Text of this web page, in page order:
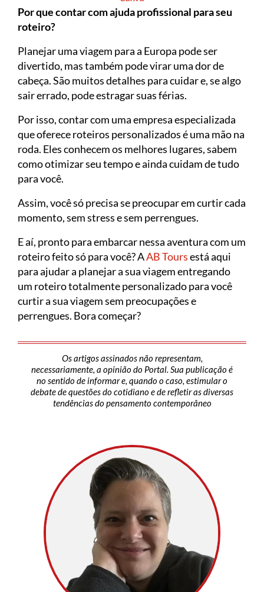
Por que contar com ajuda profissional para seu
roteiro?
Planejar uma viagem para a Europa pode ser
divertido, mas também pode virar uma dor de
cabeça. São muitos detalhes para cuidar e, se algo
sair errado, pode estragar suas férias.
Por isso, contar com uma empresa especializada
que oferece roteiros personalizados é uma mão na
roda. Eles conhecem os melhores lugares, sabem
como otimizar seu tempo e ainda cuidam de tudo
para você.
Assim, você só precisa se preocupar em curtir cada
momento, sem stress e sem perrengues.
E aí, pronto para embarcar nessa aventura com um
roteiro feito só para você? AAB Toursestá aqui
para ajudar a planejar a sua viagem entregando
um roteiro totalmente personalizado para você
curtir a sua viagem sem preocupações e
perrengues. Bora começar?
Os artigos assinados não representam,
necessariamente, a opinião do Portal. Sua publicação é
no sentido de informar e, quando o caso, estimular o
debate de questões do cotidiano e de refletir as diversas
tendências do pensamento contemporâneo